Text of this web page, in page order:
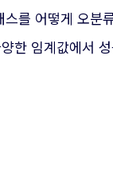
를 어떻게 오
한 임계값에서